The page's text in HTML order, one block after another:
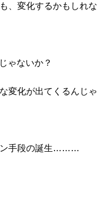
、変化するかもしれな
ゃないか？
変化が出てくるんじゃ
ン手段の誕生………